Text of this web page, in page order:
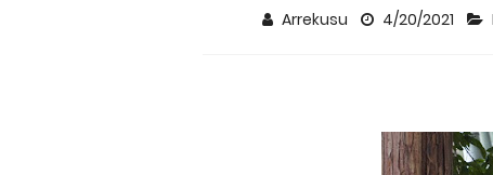
Arrekusu 4/20/2021